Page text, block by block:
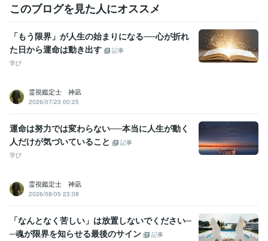
このブログを見た人にオススメ
「もう限界」が人生の始まりになる──心が折れ
た日から運命は動き出す
記事
学び
霊視鑑定士 神凪
2026/07/23 00:25
運命は努力では変わらない──本当に人生が動く
人だけが気づいていること
記事
学び
霊視鑑定士 神凪
2026/08/05 23:08
「なんとなく苦しい」は放置しないでください─
─魂が限界を知らせる最後のサイン
記事